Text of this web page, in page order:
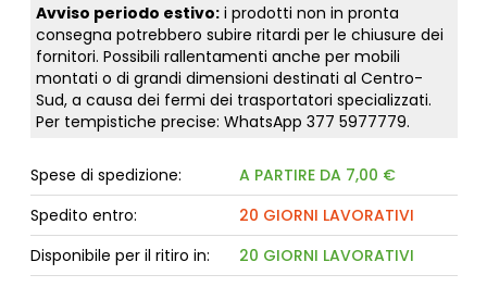
Avviso periodo estivo:i prodotti non in pronta
consegna potrebbero subire ritardi per le chiusure dei
fornitori. Possibili rallentamenti anche per mobili
montati o di grandi dimensioni destinati al Centro-
Sud, a causa dei fermi dei trasportatori specializzati.
Per tempistiche precise: WhatsApp 377 5977779.
Spese di spedizione:
A PARTIRE DA 7,00 €
Spedito entro:
20 GIORNI LAVORATIVI
Disponibile per il ritiro in:
20 GIORNI LAVORATIVI